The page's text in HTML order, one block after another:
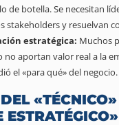
de botella. Se necesitan
stakeholdersy resuelvan
estratégica: Muchos
no aportan valor real a la
el «para qué» del negocio.
ESTRATÉGICO»